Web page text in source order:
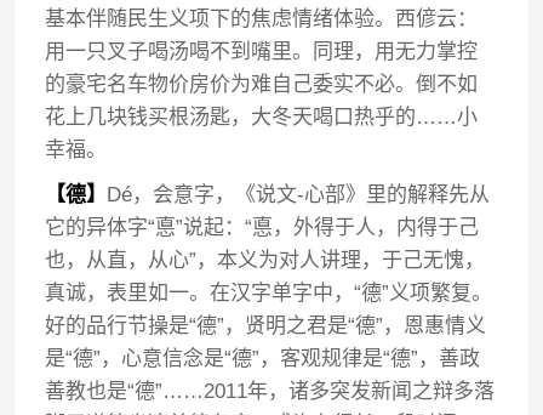
基本伴随民生义项下的焦虑情绪体验。西偐云：
用一只叉子喝汤喝不到嘴里。同理，用无力掌控
的豪宅名车物价房价为难自己委实不必。倒不如
花上几块钱买根汤匙，大冬天喝口热乎的……小
幸福。
【德】 Dé，会意字，《说文-心部》里的解释先从
它的异体字“悳”说起：“悳，外得于人，内得于己
也，从直，从心”，本义为对人讲理，于己无愧，
真诚，表里如一。在汉字单字中，“德”义项繁复。
好的品行节操是“德”，贤明之君是“德”，恩惠情义
是“德”，心意信念是“德”，客观规律是“德”，善政
善教也是“德”……2011年，诸多突发新闻之辩多落